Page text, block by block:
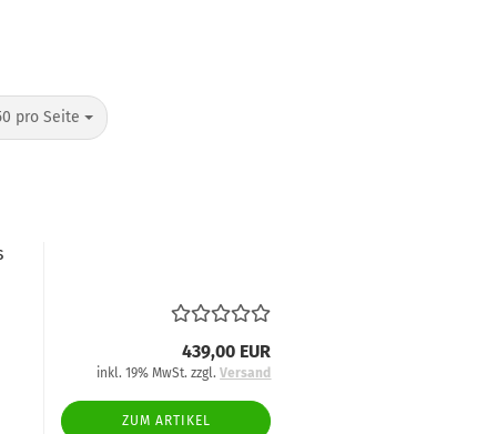
pro Seite
Seite
439,00 EUR
inkl. 19% MwSt. zzgl.Versand
ZUM ARTIKEL